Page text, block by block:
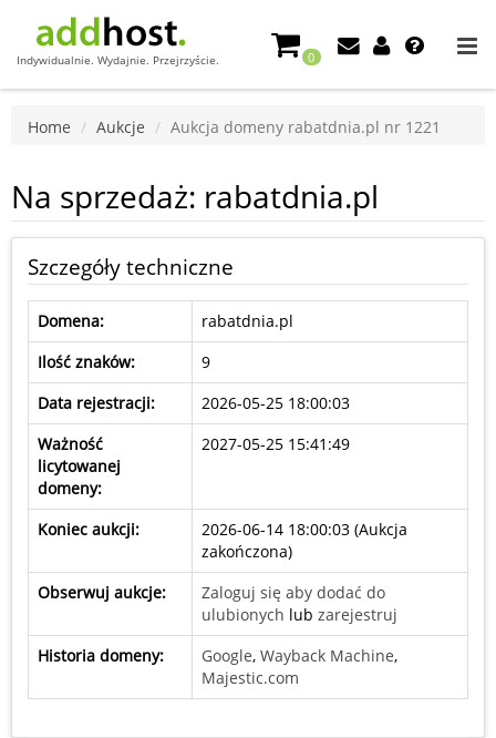
Indywidualnie. Wydajnie. Przejrzyście. 0
Home Aukcje Aukcja domeny rabatdnia.pl nr 1221
Na sprzedaż: rabatdnia.pl
Szczegóły techniczne
Domena:
rabatdnia.pl
Ilość znaków:
9
Data rejestracji:
2026-05-25 18:00:03
Ważność
licytowanej
domeny:
2027-05-25 15:41:49
Koniec aukcji: 2026-06-14 18:00:03 (Aukcja
zakończona)
Obserwuj aukcje:
Zaloguj się aby dodać do
ulubionych lub zarejestruj
Historia domeny:
Google, Wayback Machine,
Majestic.com